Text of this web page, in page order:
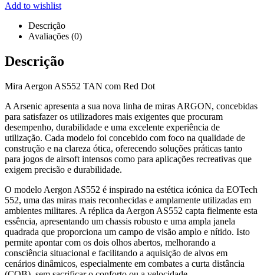
Add to wishlist
Descrição
Avaliações (0)
Descrição
Mira Aergon AS552 TAN com Red Dot
A Arsenic apresenta a sua nova linha de miras ARGON, concebidas
para satisfazer os utilizadores mais exigentes que procuram
desempenho, durabilidade e uma excelente experiência de
utilização. Cada modelo foi concebido com foco na qualidade de
construção e na clareza ótica, oferecendo soluções práticas tanto
para jogos de airsoft intensos como para aplicações recreativas que
exigem precisão e durabilidade.
O modelo Aergon AS552 é inspirado na estética icónica da EOTech
552, uma das miras mais reconhecidas e amplamente utilizadas em
ambientes militares. A réplica da Aergon AS552 capta fielmente esta
essência, apresentando um chassis robusto e uma ampla janela
quadrada que proporciona um campo de visão amplo e nítido. Isto
permite apontar com os dois olhos abertos, melhorando a
consciência situacional e facilitando a aquisição de alvos em
cenários dinâmicos, especialmente em combates a curta distância